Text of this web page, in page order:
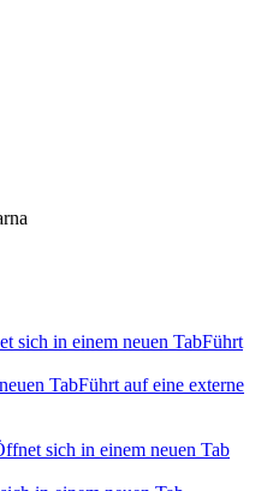
sich in einem neuen TabFührt
TabFührt auf eine externe
sich in einem neuen Tab